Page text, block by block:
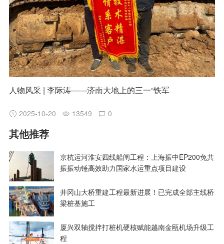
人物风采 | 李际涛——济南大地上的三一“铁军
2025-10-20 13549 0
其他推荐
京杭运河淮安四线船闸工程：上海振中EP200免共
振振动锤高效助力国家水运重点项目建设
井冈山大桥重建工程最新进展！已完成全部主线桥
梁桩基施工
厦兴双轴搅拌打桩机硬核赋能越南金瓯机场升级工
程